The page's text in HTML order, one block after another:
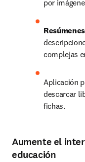
por
Resúmenes
complejas
Aplicación
descarcar
fichas.
Aumente el
educación